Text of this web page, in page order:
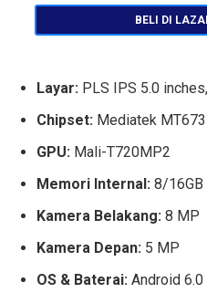
BELI DI
Layar: PLS IPS 5.0
Chipset: Mediatek
GPU: Mali-T720MP2
Memori Internal: 8/16GB
Kamera Belakang: 8 MP
Kamera Depan: 5 MP
OS & Baterai: Android